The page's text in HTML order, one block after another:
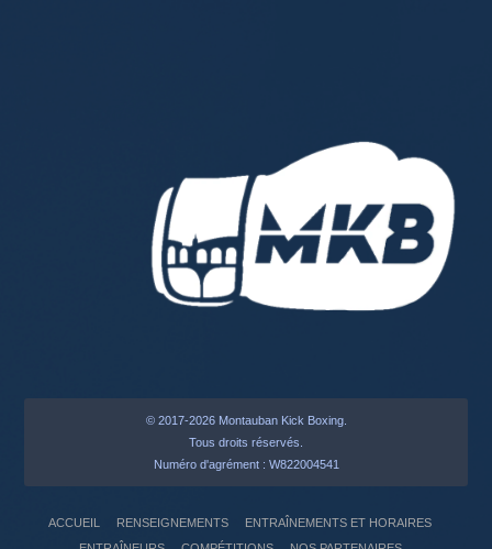
© 2017-2026 Montauban Kick Boxing.
Tous droits réservés.
Numéro d'agrément : W822004541
ACCUEIL RENSEIGNEMENTS
ENTRAÎNEMENTS ET HORAIRES